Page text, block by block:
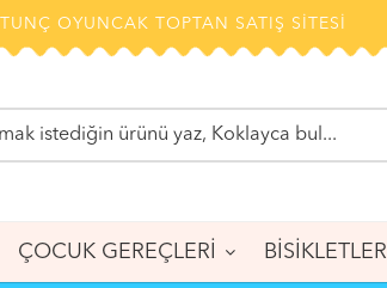
TUNÇ OYUNCAK TOPTAN SATIŞ SİTESİ
ÇOCUK GEREÇLERİ BİSİKLETLER